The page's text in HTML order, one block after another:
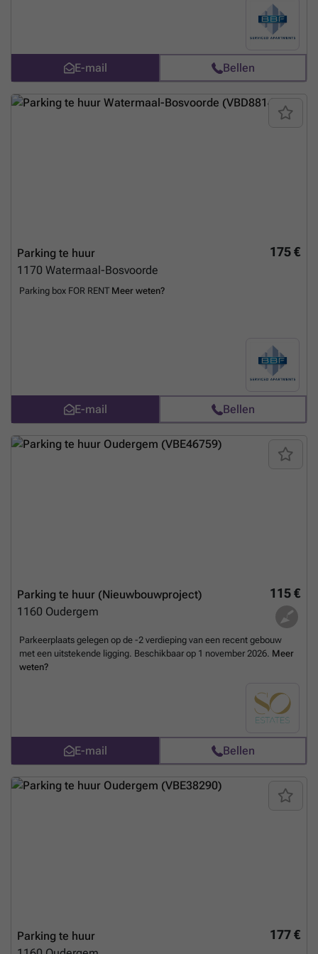
E-mail Bellen
175 €
Parking te huur
1170 Watermaal-Bosvoorde
Parking box FOR RENT Meer weten?
E-mail Bellen
115 €
Parking te huur (Nieuwbouwproject)
1160 Oudergem
Parkeerplaats gelegen op de -2 verdieping van een recent gebouw
met een uitstekende ligging. Beschikbaar op 1 november 2026. Meer
weten?
E-mail Bellen
177 €
Parking te huur